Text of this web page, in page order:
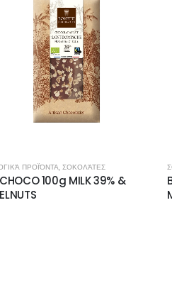
100g CORIANDER WITH
CHOCOLATE